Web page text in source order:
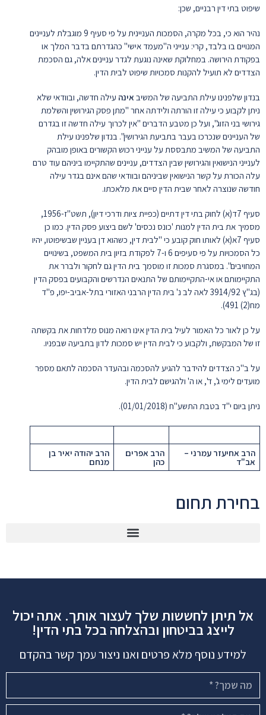
שיפוט בתי דין רבניים, שכן:
נהיר הוא כי, בכל מקרה, הסמכות העניינית על פי סעיף 9 מוגבלת לעניינים
המנויים בו בלבד, קרי: ענייני ה"מעמד אישי" כהגדרתם בדבר המלך או
בפקודת הירושה. במחלוקת שאינה נוגעת לגדר עניינים אלה, גם הסכמת
הצדדים לא תועיל להקנות סמכויות שיפוט לבית הדין.
בנדון שלפנינו עילת התביעה של המשיב אינה עילה חדשה, ובוודאי שלא
ניתן לקבוע כי עילה זו הורתה ולידתה אחר "מתן פסק הגירושין והשלמת
גירושי בני הזוג", ועל כן מטבע הדברים "אין לכרוך עילה חדשה זו בגדרם
של העניינים שנכרכו בעבר בתביעת הגירושין". בנדון שלפנינו עילת
התביעה של המשיב מתבססת על ענייני רכוש הקשורים באופן מובהק
לענייני הנישואין והגירושין שבין הצדדים, עניינים שהתקיימו ביניהם עוד טרם
עלה הכורת על קשר הנישואין שביניהם ובוודאי שהם אינם בגדר עילה
חודשה שנוצרה לאחר שבית הדין סיים את מלאכתו.
סעיף 7ד(א) לחוק בתי דין דתיים (כפיית ציות ודרכי דיון), תשט"ז-1956,
מסמיך את בית הדין למנות 'כונס נכסים' לשם ביצוע פסק הדין. כמו כן
סעיף 7א(א) לאותו חוק קובע כי "לבית דין, כשהוא דן בעניין שבשיפוטו, יהיו
כל הסמכויות על פי סעיפים 6 ו-7 לפקודת בזיון בית המשפט, בשינויים
המחויבים". במסגרת סמכות זו מוסמך בית הדין גם לחקור ולברר את
התקיימותם או אי-התקיימותם של התנאים הנדרשים והקבועים בפסק הדין
(בג"ץ 3914/92 לאה לב נ' בית הדין הרבני האזורי בתל-אביב-יפו, פ"ד
מח(2) 491).
על כן לאור כל האמור לעיל בית הדין אינו רואה מנוס מלדחות את בקשתה
זו של המבקשת, ולקבוע כי לבית הדין יש סמכות לדון בתביעה שבפניו.
על ב"כ הצדדים להידבר להגיע להסכמה ובהעדר הסכמה לתאם מספר
מועדים לימי ג', ד', או ה' ולהגישם לבית הדין.
ניתן ביום י"ד בטבת התשע"ח (01/01/2018).
הרב אחיעזר עמרני –
אב"ד
הרב אפרים
כהן
הרב יהודה יאיר בן
מנחם
בחירת תחום
אל תיתן לחששות שלך לעצור אותך. אתה יכול
לייצג בביטחון ובהצלחה בכל בתי הדין!
למידע נוסף מלא פרטים ואנו ניצור עמך קשר בהקדם